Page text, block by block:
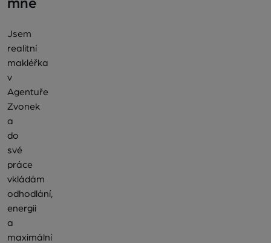
mně
Jsem
realitní
makléřka
v
Agentuře
Zvonek
a
do
své
práce
vkládám
odhodlání,
energii
a
maximální